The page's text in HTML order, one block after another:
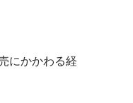
にかかわる経